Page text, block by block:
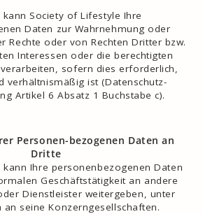
kann Society of Lifestyle Ihre
Daten zur Wahrnehmung oder
Rechte oder von Rechten Dritter bzw.
Interessen oder die berechtigten
sofern dies erforderlich,
verhältnismäßig ist (Datenschutz-
Artikel 6 Absatz 1 Buchstabe c).
Personen-bezogenen Daten an
Dritte
Ihre personenbezogenen Daten
Geschäftstätigkeit an andere
Dienstleister weitergeben, unter
an seine Konzerngesellschaften.